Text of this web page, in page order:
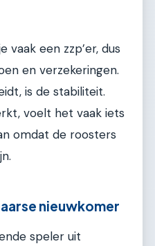
vaak een zzp’er, dus
en verzekeringen.
is de stabiliteit.
voelt het vaak iets
omdat de roosters
nieuwkomer
speler uit